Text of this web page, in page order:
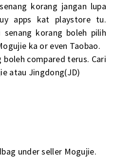
korang jangan lupa
apps kat playstore tu.
senang korang boleh pilih
ka or even Taobao.
boleh compared terus. Cari
atau Jingdong(JD)
under seller Mogujie.